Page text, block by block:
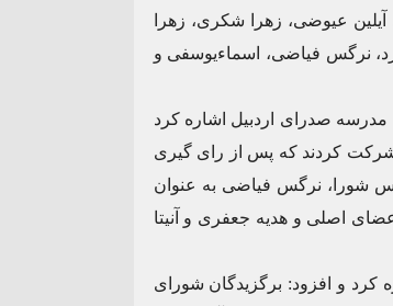
عیوضی، زهرا شکری، زهرا
نرگس فیاضی، اسماءیوسفی و
مدرسه صدرای اردبیل اشاره کرد
شرکت کردند که پس از رای گیری
شورا، نرگس فیاضی به عنوان
اصلی و هدیه جعفری و آنیتا
کرد و افزود: برگزیدگان شورای